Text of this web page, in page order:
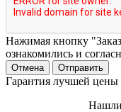
Нажимая кнопку
ознакомились и
Отмена Отправить
Гарантия лучшей цены